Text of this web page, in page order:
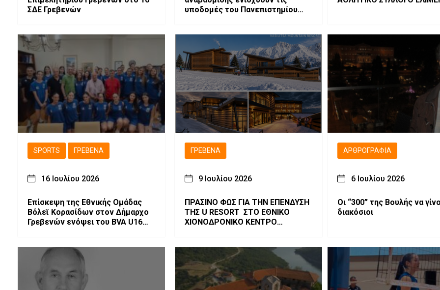
ΣΔΕ Γρεβενών
υποδομές του Πανεπιστημίου
SPORTS ΓΡΕΒΕΝΆ
16 Ιουλίου 2026
Επίσκεψη της Εθνικής Ομάδας
Βόλεϊ Κορασίδων στον Δήμαρχο
Γρεβενών ενόψει του BVA U16
ΓΡΕΒΕΝΆ
9 Ιουλίου 2026
ΠΡΑΣΙΝΟ ΦΩΣ ΓΙΑ ΤΗΝ ΕΠΕΝΔΥΣΗ
ΤΗΣ U RESORT ΣΤΟ ΕΘΝΙΚΟ
ΧΙΟΝΟΔΡΟΝΙΚΟ ΚΕΝΤΡΟ
ΑΡΘΡΟΓΡΑΦΊΑ
6 Ιουλίου 2026
Οι “300” της Βουλής να
διακόσιοι